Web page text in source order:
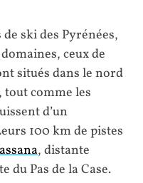
ski des Pyrénées,
ceux de
situés dans le nord
tout comme les
d’un
100 km de pistes
, distante
du Pas de la Case.